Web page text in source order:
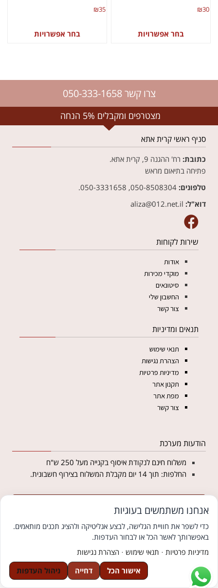
₪30
בחר אפשרויות
₪35
בחר אפשרויות
צרו קשר 050-333-1658
מצטרפים ומקבלים 5% הנחה
סניף ראשי קרית אתא
כתובת: רח' ההגנה 9, קרית אתא.
פתיחה בתיאום מראש
טלפונים:
דוא"ל:
שירות לקוחות
אודות
מוקדי מכירות
סיטונאים
החשבון שלי
צור קשר
תנאים ומדיניות
תנאי שימוש
הצהרת נגישות
מדיניות פרטיות
תקנון אתר
מפת אתר
צור קשר
הודעות מערכת
משלוח חינם לנקודת איסוף בקנייה מעל 250 ש"ח
החלפות: תוך 14 יום מקבלת המשלוח בצירוף חשבונית.
לקנייה באתר
© כל הזכויות שמורות למטליקה פתרונות יחודיים ללבוש צנוע
We
אתר בקליק בניית אתרים
אנחנו משתמשים בעוגיות
כדי לשפר את חוויית הגלישה, לבצע אנליטיקה ולהציג תכנים מותאמים.
באפשרותך לאשר הכל או לבחור העדפות.
מדיניות פרטיות · תנאי שימוש · הצהרת נגישות
אישור הכל
דחייה ניהול העדפות